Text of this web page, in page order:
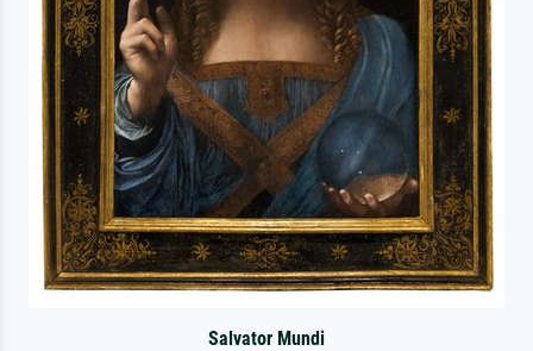
Salvator Mundi